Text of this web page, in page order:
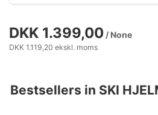
DKK 1.399,00 / None
DKK 1.119,20 ekskl. moms
Bestsellers in SKI